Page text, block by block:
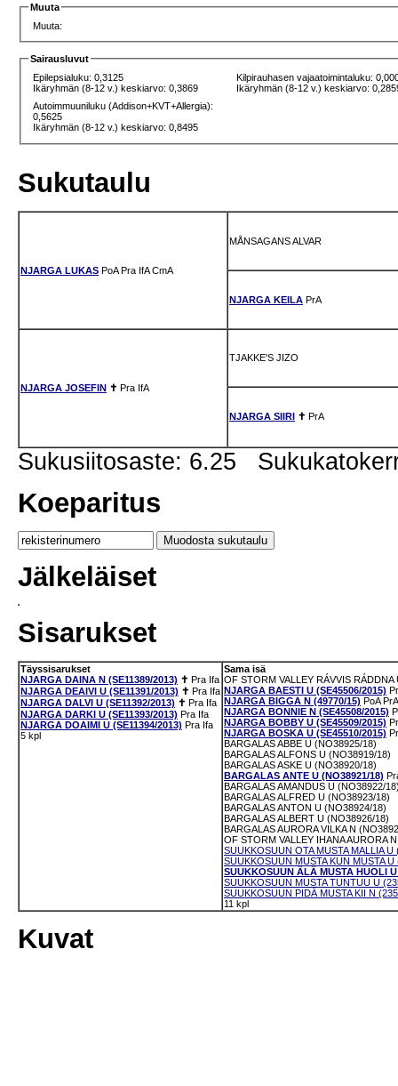
Muuta
Muuta:
Sairausluvut
Epilepsialuku: 0,3125
Ikäryhmän (8-12 v.) keskiarvo: 0,3869
Kilpirauhasen vajaatoimintaluku:
Ikäryhmän (8-12 v.) keskiarvo:
Autoimmuuniluku (Addison+KVT+Allergia):
0,5625
Ikäryhmän (8-12 v.) keskiarvo: 0,8495
Sukutaulu
NJARGA LUKAS PoA Pra IfA CmA
MÅNSAGANS ALVAR
NJARGA KEILA PrA
NJARGA JOSEFIN ✝ Pra IfA
TJAKKE'S JIZO
NJARGA SIIRI ✝ PrA
Sukusiitosaste: 6.25
Koeparitus
Jälkeläiset
Sisarukset
Täyssisarukset
NJARGA DAINA N (SE11389/2013) ✝ Pra Ifa
NJARGA DEAIVI U (SE11391/2013) ✝ Pra Ifa
NJARGA DALVI U (SE11392/2013) ✝ Pra Ifa
NJARGA DARKI U (SE11393/2013) Pra Ifa
NJARGA DOAIMI U (SE11394/2013) Pra Ifa
5 kpl
Sama isä
OF STORM VALLEY RÁVVIS RÁDDNA
NJARGA BAESTI U (SE45506/2015)
NJARGA BIGGA N (49770/15) PoA PrA
NJARGA BONNIE N (SE45508/2015)
NJARGA BOBBY U (SE45509/2015)
NJARGA BOSKA U (SE45510/2015)
BARGALAS ABBE U (NO38925/18)
BARGALAS ALFONS U (NO38919/18)
BARGALAS ASKE U (NO38920/18)
BARGALAS ANTE U (NO38921/18)
BARGALAS AMANDUS U (NO38922/
BARGALAS ALFRED U (NO38923/18)
BARGALAS ANTON U (NO38924/18)
BARGALAS ALBERT U (NO38926/18)
BARGALAS AURORA VILKA N
OF STORM VALLEY IHANA AURORA
SUUKKOSUUN OTA MUSTA MALLIA U
SUUKKOSUUN MUSTA KUN MUSTA U
SUUKKOSUUN ÄLÄ MUSTA HUOLI
SUUKKOSUUN MUSTA TUNTUU U
SUUKKOSUUN PIDÄ MUSTA KII N
11 kpl
Kuvat